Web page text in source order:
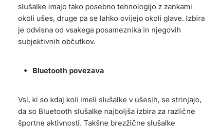
slušalke imajo tako posebno tehnologijo z zankami
okoli ušes, druge pa se lahko ovijejo okoli glave. Izbira
je odvisna od vsakega posameznika in njegovih
subjektivnih občutkov.
Bluetooth povezava
Vsi, ki so kdaj koli imeli slušalke v ušesih, se strinjajo,
da so Bluetooth slušalke najboljša izbira za različne
športne aktivnosti. Takšne brezžične slušalke